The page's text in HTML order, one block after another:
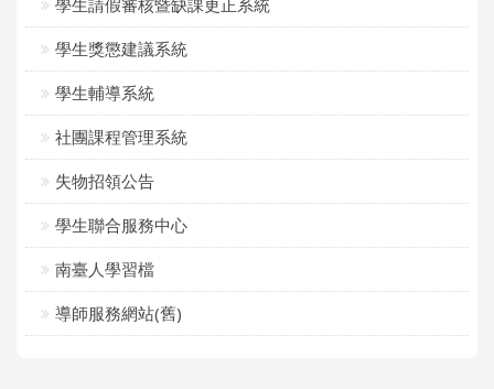
學生請假審核暨缺課更正系統
學生獎懲建議系統
學生輔導系統
社團課程管理系統
失物招領公告
學生聯合服務中心
南臺人學習檔
導師服務網站(舊)